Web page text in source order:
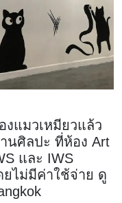
แมวเหมียวแล้ว
นศิลปะ ที่ห้อง Art
และ IWS
ไม่มีค่าใช้จ่าย ดู